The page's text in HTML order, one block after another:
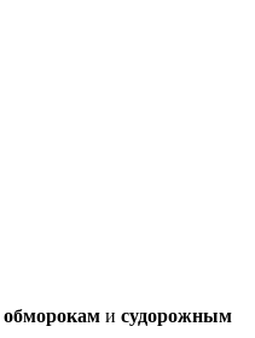
обморокам и судорожным